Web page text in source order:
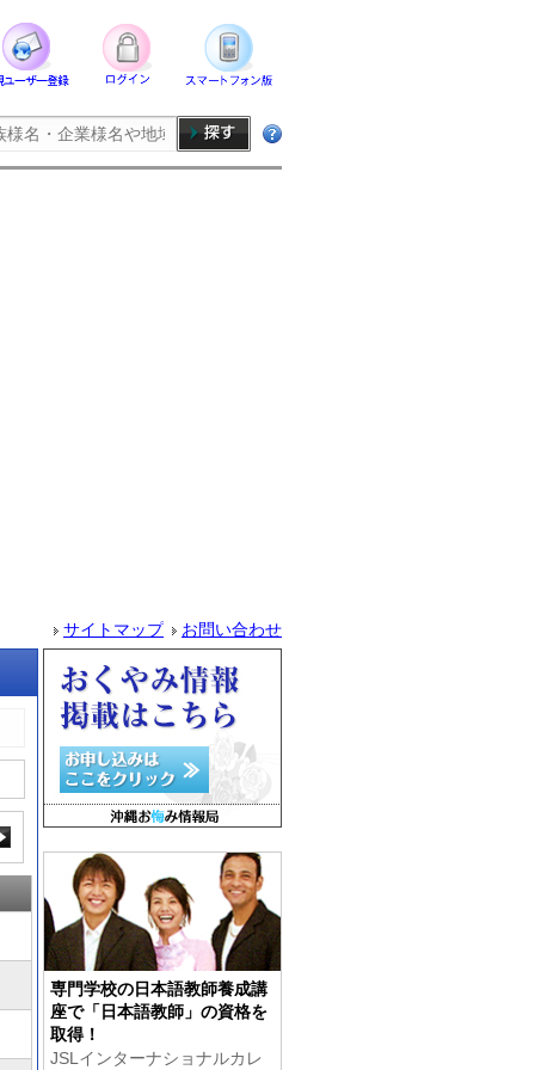
サイトマップ お問い合わせ
専門学校の日本語教師養成講
座で「日本語教師」の資格を
取得！
JSLインターナショナルカレ